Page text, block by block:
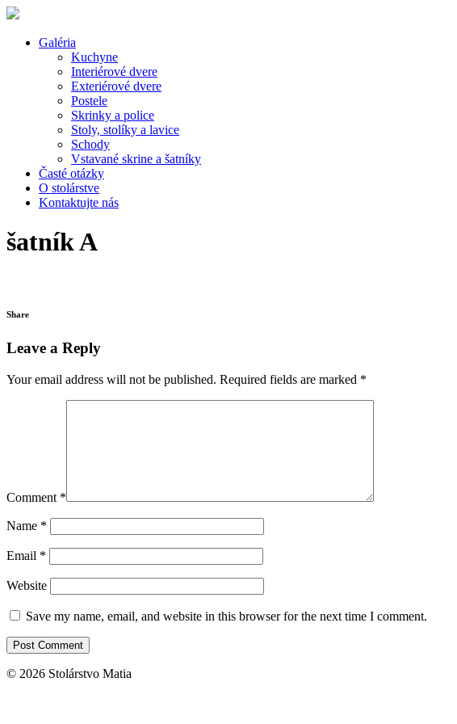
Galéria
Kuchyne
Interiérové dvere
Exteriérové dvere
Postele
Skrinky a police
Stoly, stolíky a lavice
Schody
Vstavané skrine a šatníky
Časté otázky
O stolárstve
Kontaktujte nás
šatník A
Share
Leave a Reply
Your email address will not be published. Required fields are marked *
Comment *
Name *
Email *
Website
Save my name, email, and website in this browser for the next time I comment.
© 2026 Stolárstvo Matia